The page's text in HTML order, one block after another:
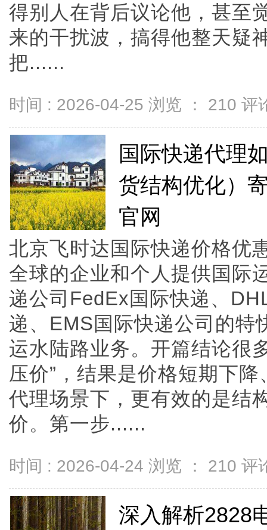
得别人在背后议论他，甚至
来的干扰波，搞得他整天疑
把......
时间 : 2026-04-25 浏览 ： 210 评
国际快递代理
货结构优化）
官网
北京飞时达国际快递价格优
全球的企业和个人提供国际
递公司FedEx国际快递、
递、EMS国际快递公司的特
运水陆路业务。开篇结论很
压价”，结果是价格短期下
代理场景下，更有效的是结
价。第一步......
时间 : 2026-04-24 浏览 ： 210 评
深入解析2828